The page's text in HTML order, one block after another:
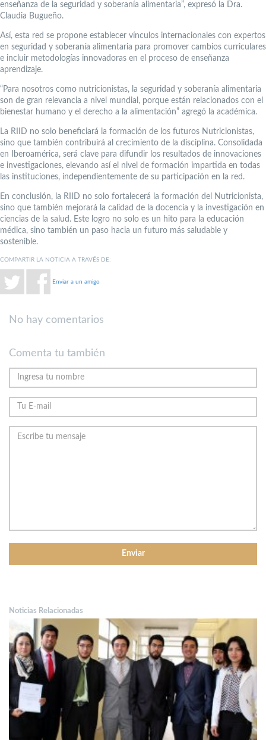
enseñanza de la seguridad y soberanía alimentaria”, expresó la Dra.
Claudia Bugueño.
Así, esta red se propone establecer vínculos internacionales con expertos
en seguridad y soberanía alimentaria para promover cambios curriculares
e incluir metodologías innovadoras en el proceso de enseñanza
aprendizaje.
“Para nosotros como nutricionistas, la seguridad y soberanía alimentaria
son de gran relevancia a nivel mundial, porque están relacionados con el
bienestar humano y el derecho a la alimentación” agregó la académica.
La RIID no solo beneficiará la formación de los futuros Nutricionistas,
sino que también contribuirá al crecimiento de la disciplina. Consolidada
en Iberoamérica, será clave para difundir los resultados de innovaciones
e investigaciones, elevando así el nivel de formación impartida en todas
las instituciones, independientemente de su participación en la red.
En conclusión, la RIID no solo fortalecerá la formación del Nutricionista,
sino que también mejorará la calidad de la docencia y la investigación en
ciencias de la salud. Este logro no solo es un hito para la educación
médica, sino también un paso hacia un futuro más saludable y
sostenible.
COMPARTIR LA NOTICIA A TRAVÉS DE:
Enviar a un amigo
No hay comentarios
Comenta tu también
Noticias Relacionadas